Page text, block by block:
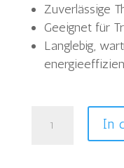
Zuverlässige
Geeignet für
Langlebig,
In